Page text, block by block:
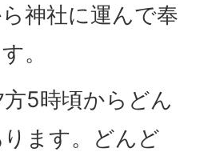
神社に運んで奉
。
5時頃からどん
ます。どんど